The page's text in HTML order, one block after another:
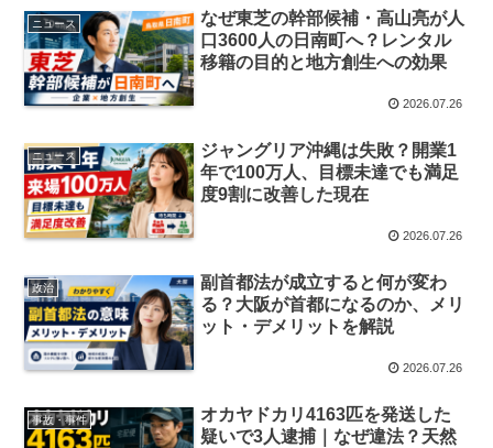
ニュース
なぜ東芝の幹部候補・高山亮が人
口3600人の日南町へ？レンタル
移籍の目的と地方創生への効果
2026.07.26
ニュース
ジャングリア沖縄は失敗？開業1
年で100万人、目標未達でも満足
度9割に改善した現在
2026.07.26
政治
副首都法が成立すると何が変わ
る？大阪が首都になるのか、メリ
ット・デメリットを解説
2026.07.26
事故・事件
オカヤドカリ4163匹を発送した
疑いで3人逮捕｜なぜ違法？天然